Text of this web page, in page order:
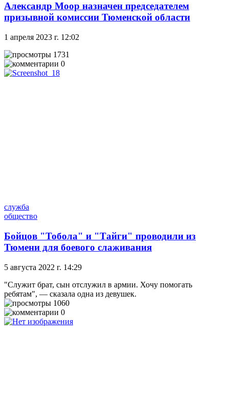
Александр Моор назначен председателем
призывной комиссии Тюменской области
1 апреля 2023 г. 12:02
1731
0
служба
общество
Бойцов "Тобола" и "Тайги" проводили из
Тюмени для боевого слаживания
5 августа 2022 г. 14:29
"Служит брат, сын отслужил в армии. Хочу помогать
ребятам", — сказала одна из девушек.
1060
0